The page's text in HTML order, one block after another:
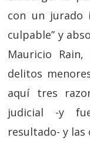
con un jurado
culpable” y
Mauricio
delitos
aquí tres
judicial -y
resultado- y las